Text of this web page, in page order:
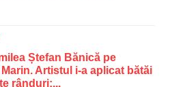
Ștefan Bănică pe
Artistul i-a aplicat bătăi
rânduri:...